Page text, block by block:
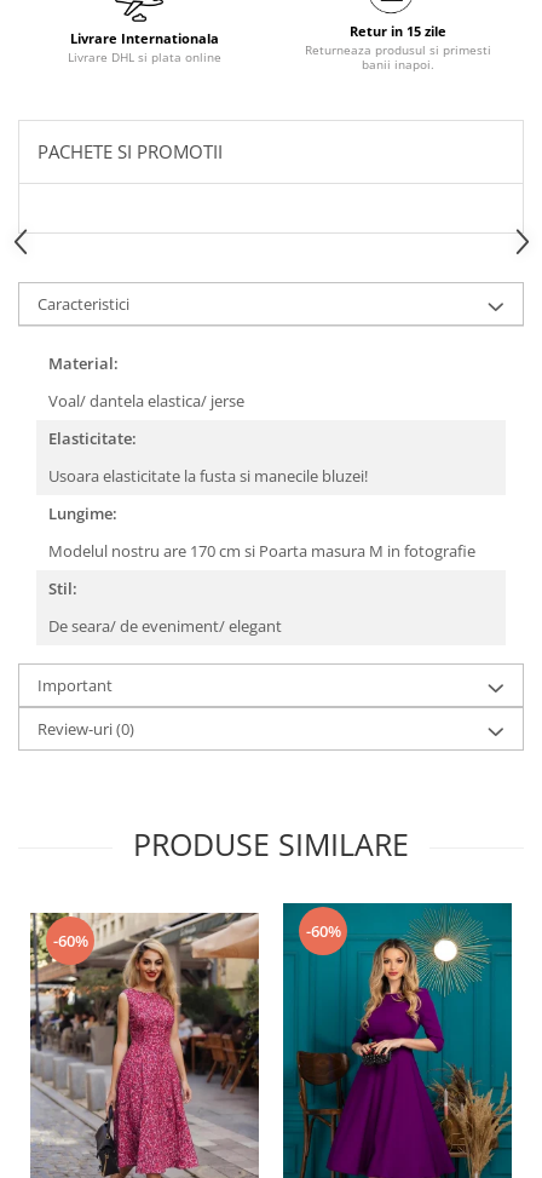
Livrare Internationala
Livrare DHL si plata online
Retur in 15 zile
Returneaza produsul si primesti
banii inapoi.
PACHETE SI PROMOTII
Caracteristici
Material:
Voal/ dantela elastica/ jerse
Elasticitate:
Usoara elasticitate la fusta si manecile bluzei!
Lungime:
Modelul nostru are 170 cm si Poarta masura M in fotografie
Stil:
De seara/ de eveniment/ elegant
Important
Review-uri(0)
PRODUSE SIMILARE
-60% -60%